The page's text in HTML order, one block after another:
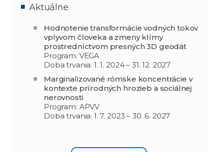
Aktuálne
Hodnotenie transformácie vodných tokov
vplyvom človeka a zmeny klímy
prostredníctvom presných 3D geodát
Program: VEGA
Doba trvania: 1. 1. 2024 – 31. 12. 2027
Marginalizované rómske koncentrácie v
kontexte prírodných hrozieb a sociálnej
nerovnosti
Program: APVV
Doba trvania: 1. 7. 2023 – 30. 6. 2027